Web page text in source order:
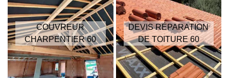
COUVREUR
CHARPENTIER 60
DEVIS RÉPARATION
DE TOITURE 60